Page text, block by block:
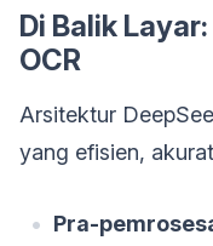
Di Balik
OCR
Arsitektur
yang efisien,
Pra-